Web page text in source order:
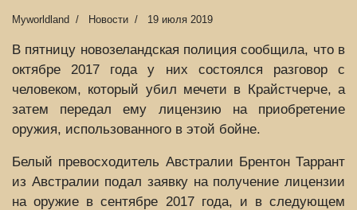
Myworldland Новости 19 июля 2019
В пятницу новозеландская полиция сообщила, что в
октябре 2017 года у них состоялся разговор с
человеком, который убил мечети в Крайстчерче, а
затем передал ему лицензию на приобретение
оружия, использованного в этой бойне.
Белый превосходитель Австралии Брентон Таррант
из Австралии подал заявку на получение лицензии
на оружие в сентябре 2017 года, и в следующем